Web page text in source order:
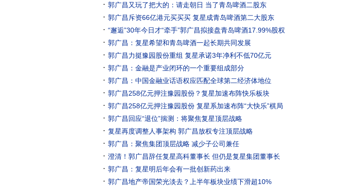
郭广昌又玩了把大的：请走朝日 当了青岛啤酒二股东
郭广昌斥资66亿港元买买买 复星成青岛啤酒第二大股东
“邂逅”30年今日才“牵手”郭广昌拟接盘青岛啤酒17.99%股权
郭广昌：复星希望和青岛啤酒一起长期共同发展
郭广昌力挺豫园股份重组 复星承诺3年净利不低70亿元
郭广昌：金融是产业闭环的一个重要组成部分
郭广昌：中国金融业话语权应匹配全球第二经济体地位
郭广昌258亿元押注豫园股份？复星加速布阵快乐板块
郭广昌258亿元押注豫园股份 复星系加速布阵“大快乐”棋局
郭广昌回应“退位”揣测：将聚焦复星顶层战略
复星再度调整人事架构 郭广昌放权专注顶层战略
郭广昌：聚焦集团顶层战略 减少子公司兼任
澄清！郭广昌辞任复星高科董事长 但仍是复星集团董事长
郭广昌：复星明后年会有一批创新药出来
郭广昌地产帝国荣光淡去？上半年板块业绩下滑超10%